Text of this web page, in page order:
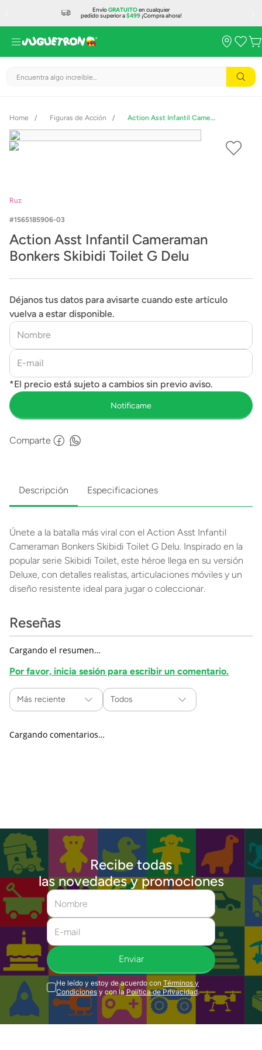
EnvíoGRATUITOen cualquier
pedido superior a$499¡Compra ahora!
Encuentra algo increíble...
Figuras de Acción Action Asst Infantil Cameraman Bonkers Skibidi Toilet G Delu
Ruz
1565185906-03
Action Asst Infantil Cameraman
Bonkers Skibidi Toilet G Delu
Déjanos tus datos para avisarte cuando este artículo
vuelva a estar disponible.
Comparte
Descripción Especificaciones
Únete a la batalla más viral con el Action Asst Infantil
Cameraman Bonkers Skibidi Toilet G Delu. Inspirado en la
popular serie Skibidi Toilet, este héroe llega en su versión
Deluxe, con detalles realistas, articulaciones móviles y un
diseño resistente ideal para jugar o coleccionar.
Reseñas
Cargando el resumen…
Por favor, inicia sesión para escribir un comentario.
Más reciente Todos
Cargando comentarios…
Recibe todas
las novedades y promociones
Enviar
He leído y estoy de acuerdo con Términos y
Condiciones y con la Política de Privacidad.